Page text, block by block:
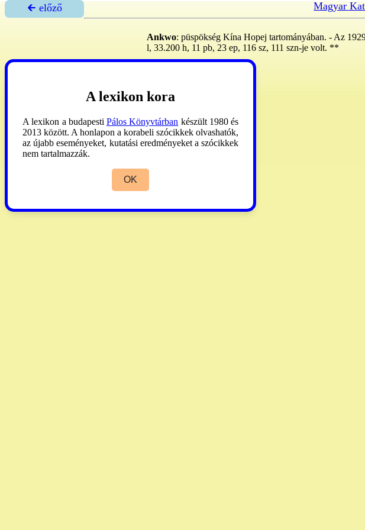
🡰 előző Magyar
Ankwo: püspökség Kína Hopej tartományában. - Az
l, 33.200 h, 11 pb, 23 ep, 116 sz, 111 szn-je volt. **
A lexikon kora
A lexikon a budapesti Pálos Könyvtárban készült 1980 és
2013 között. A honlapon a korabeli szócikkek olvashatók,
az újabb eseményeket, kutatási eredményeket a szócikkek
nem tartalmazzák.
OK